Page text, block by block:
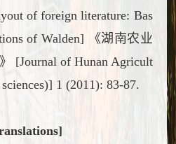
of foreign literature: Bas
of Walden] 《湖南农业
[Journal of Hunan Agricult
1 (2011): 83-87.